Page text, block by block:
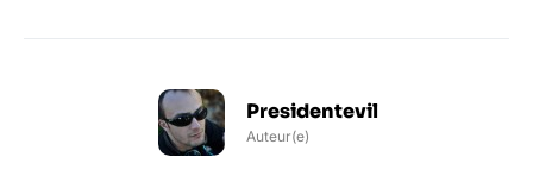
Presidentevil
Auteur(e)